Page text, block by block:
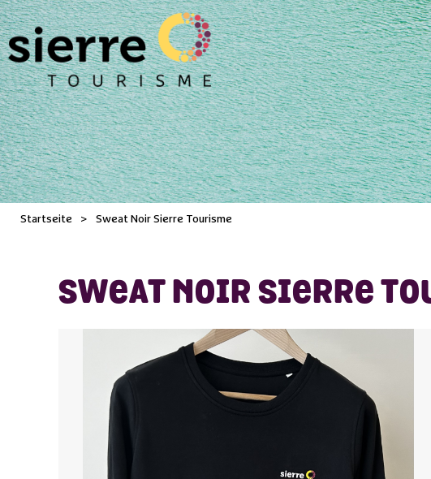
Startseite > Sweat Noir Sierre Tourisme
SWEAT NOIR SIERRE